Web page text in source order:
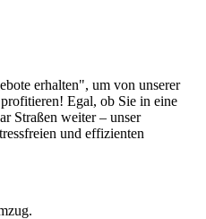
erhalten", um von unserer
Egal, ob Sie in eine
Straßen weiter – unser
und effizienten